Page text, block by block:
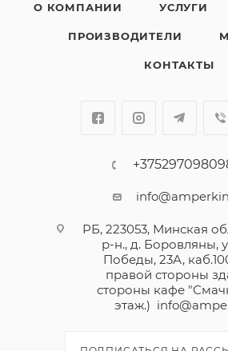
О КОМПАНИИ УСЛУГИ
ПРОИЗВОДИТЕЛИ
КОНТАКТЫ
РБ, 223053, Минская
р-н., д. Боровляны,
Победы, 23А,
правой стороны
стороны кафе
этаж.)